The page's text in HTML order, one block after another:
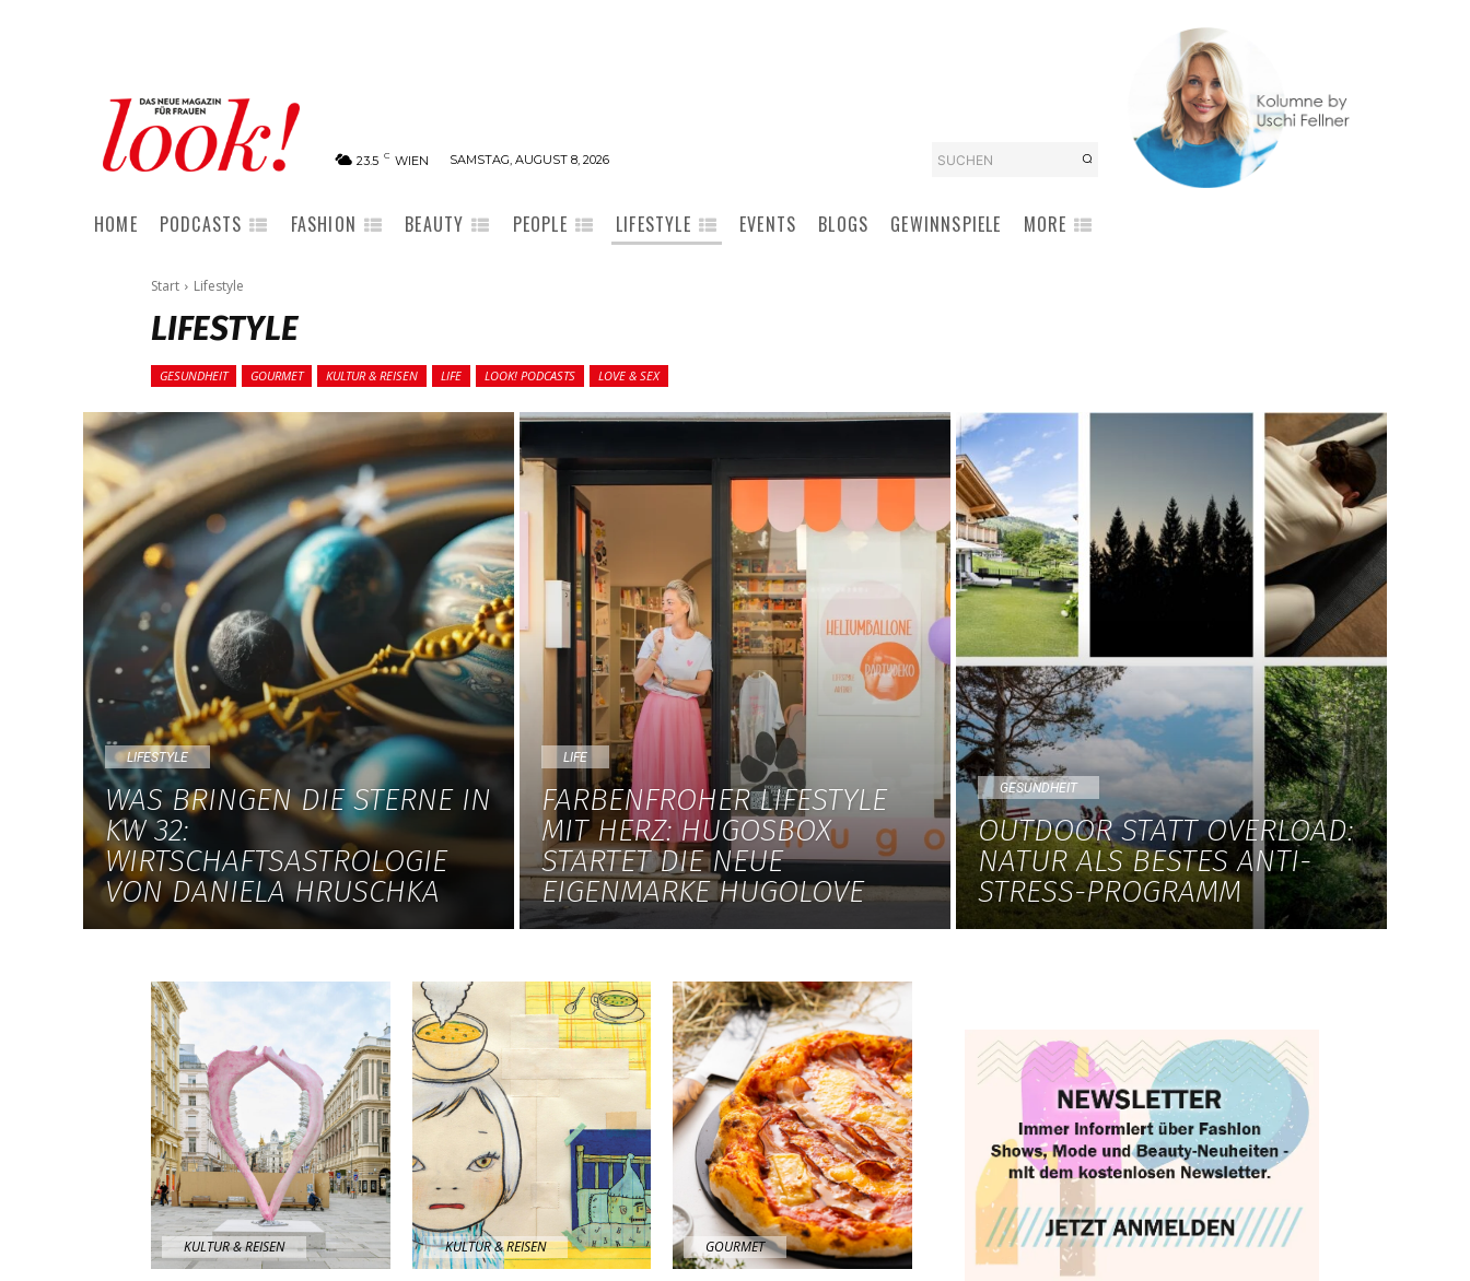
23.5 C WIEN SAMSTAG, AUGUST 8, 2026 SUCHEN
HOME PODCASTS FASHION BEAUTY PEOPLE LIFESTYLE EVENTS BLOGS GEWINNSPIELE MORE
Start Lifestyle
LIFESTYLE
GESUNDHEIT GOURMET KULTUR & REISEN LIFE LOOK! PODCASTS LOVE & SEX
LIFESTYLE
WAS BRINGEN DIE STERNE IN
KW 32:
WIRTSCHAFTSASTROLOGIE
VON DANIELA HRUSCHKA
LIFE
FARBENFROHER LIFESTYLE
MIT HERZ: HUGOSBOX
STARTET DIE NEUE
EIGENMARKE HUGOLOVE
GESUNDHEIT
OUTDOOR STATT OVERLOAD:
NATUR ALS BESTES ANTI-
STRESS-PROGRAMM
KULTUR & REISEN KULTUR & REISEN GOURMET